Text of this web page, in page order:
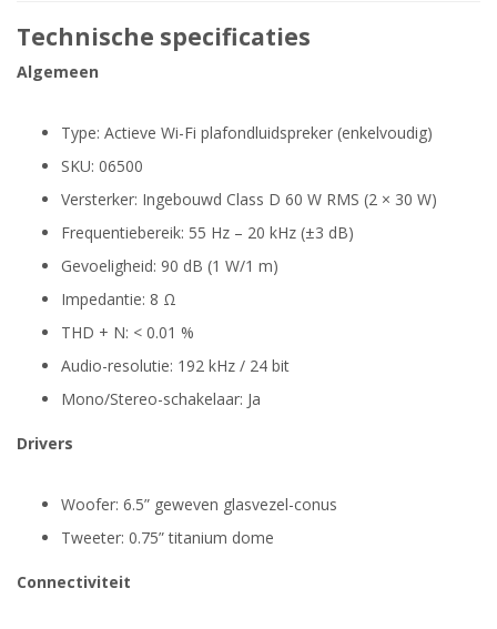
Technische specificaties
Algemeen
Type: Actieve Wi-Fi plafondluidspreker (enkelvoudig)
SKU: 06500
Versterker: Ingebouwd Class D 60 W RMS (2 × 30 W)
Frequentiebereik: 55 Hz – 20 kHz (±3 dB)
Gevoeligheid: 90 dB (1 W/1 m)
Impedantie: 8 Ω
THD + N: < 0.01 %
Audio-resolutie: 192 kHz / 24 bit
Mono/Stereo-schakelaar: Ja
Drivers
Woofer: 6.5” geweven glasvezel-conus
Tweeter: 0.75” titanium dome
Connectiviteit